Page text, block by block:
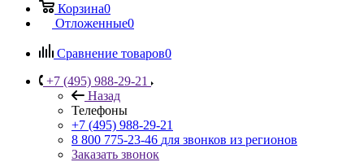
Корзина0
Отложенные0
Сравнение товаров0
+7 (495) 988-29-21
Назад
Телефоны
+7 (495) 988-29-21
8 800 775-23-46 для звонков из регионов
Заказать звонок